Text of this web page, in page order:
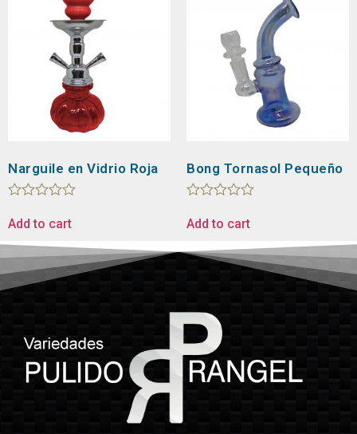
Narguile en Vidrio Roja
0
of
5
Add to cart
Bong Tornasol Pequeño
0
5
Add to cart